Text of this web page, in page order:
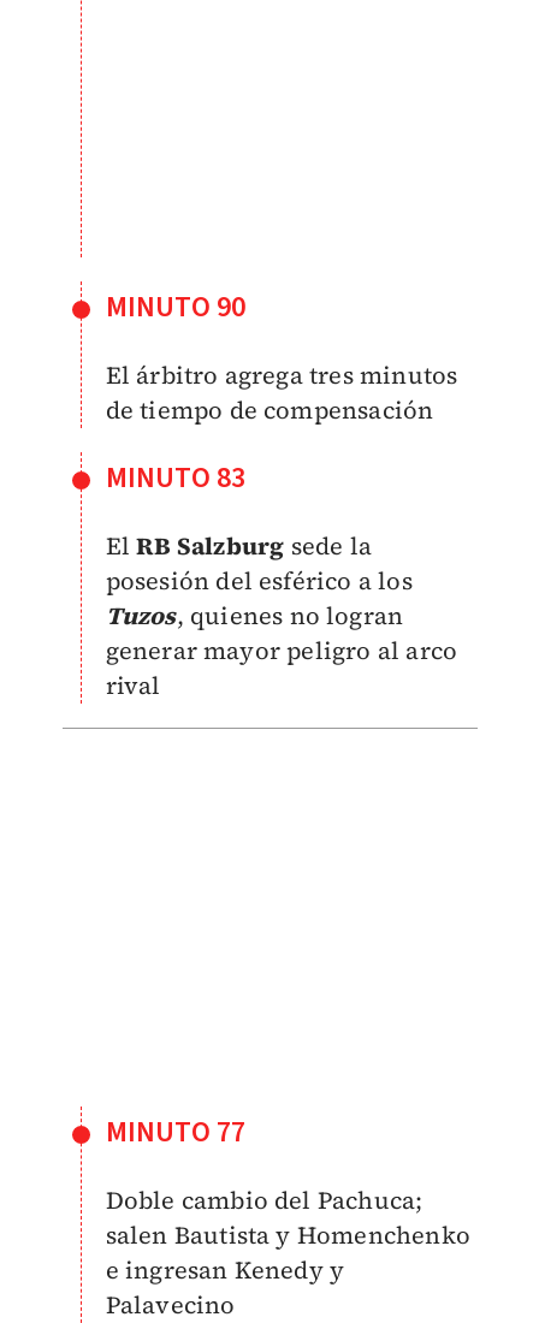
MINUTO 90
El árbitro agrega tres minutos
de tiempo de compensación
MINUTO 83
ElRB Salzburg sede la
posesión del esférico a los
Tuzos, quienes no logran
generar mayor peligro al arco
rival
MINUTO 77
Doble cambio del Pachuca;
salen Bautista y Homenchenko
e ingresan Kenedy y
Palavecino